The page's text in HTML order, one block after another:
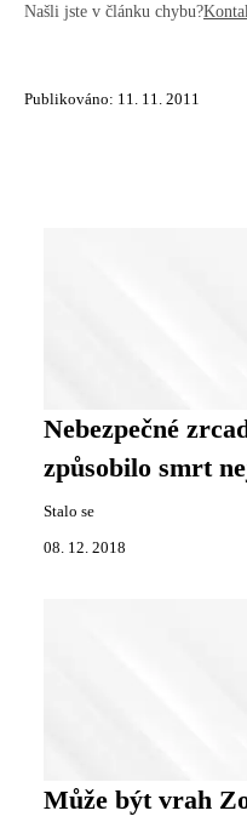
Našli jste v článku chybu?
Publikováno: 11. 11. 2011
Nebezpečné
způsobilo smrt
Stalo se
08. 12. 2018
Může být vrah